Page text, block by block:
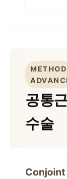
METHOD
공통
수술